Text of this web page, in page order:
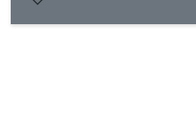
شناختی و سامانه‌های
حافظه انسانی فراهم